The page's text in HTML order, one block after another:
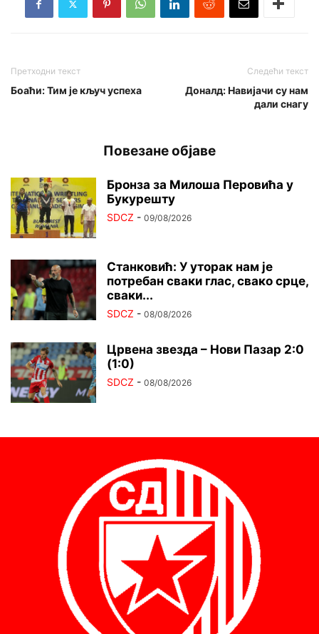
Претходни текст
Боаћи: Тим је кључ успеха
Следећи текст
Доналд: Навијачи су нам
дали снагу
Повезане објаве
Бронза за Милоша Перовића у
Букурешту
SDCZ - 09/08/2026
Станковић: У уторак нам је
потребан сваки глас, свако срце,
сваки...
SDCZ - 08/08/2026
Црвена звезда – Нови Пазар 2:0
(1:0)
SDCZ - 08/08/2026